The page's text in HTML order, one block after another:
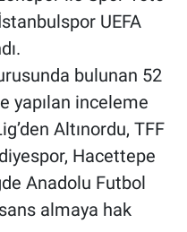
UEFA
bulunan 52
yapılan inceleme
Altınordu, TFF
Hacettepe
Anadolu Futbol
almaya hak